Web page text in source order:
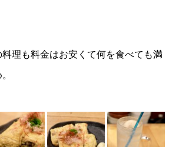
理も料金はお安くて何を食べても満